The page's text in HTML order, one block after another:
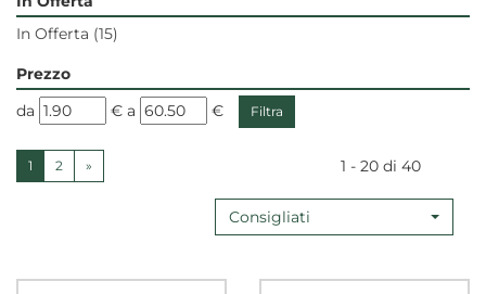
In Offerta (15)
Prezzo
filtra
da € filtra
a €
1 2 » 1 - 20 di 40
Consigliati